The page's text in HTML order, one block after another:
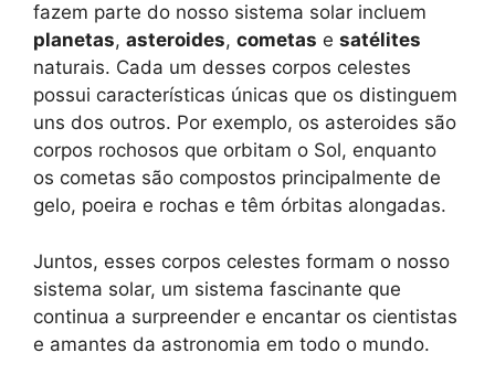
fazem parte do nosso sistema solar incluem
planetas, asteroides, cometas e satélites
naturais. Cada um desses corpos celestes
possui características únicas que os distinguem
uns dos outros. Por exemplo, os asteroides são
corpos rochosos que orbitam o Sol, enquanto
os cometas são compostos principalmente de
gelo, poeira e rochas e têm órbitas alongadas.
Juntos, esses corpos celestes formam o nosso
sistema solar, um sistema fascinante que
continua a surpreender e encantar os cientistas
e amantes da astronomia em todo o mundo.